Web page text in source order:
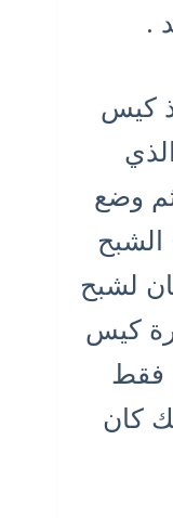
.
كيس
ثم وضع
لشبح
كيس
4 مرات فقط
كان